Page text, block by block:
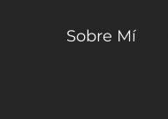
Sobre Mí